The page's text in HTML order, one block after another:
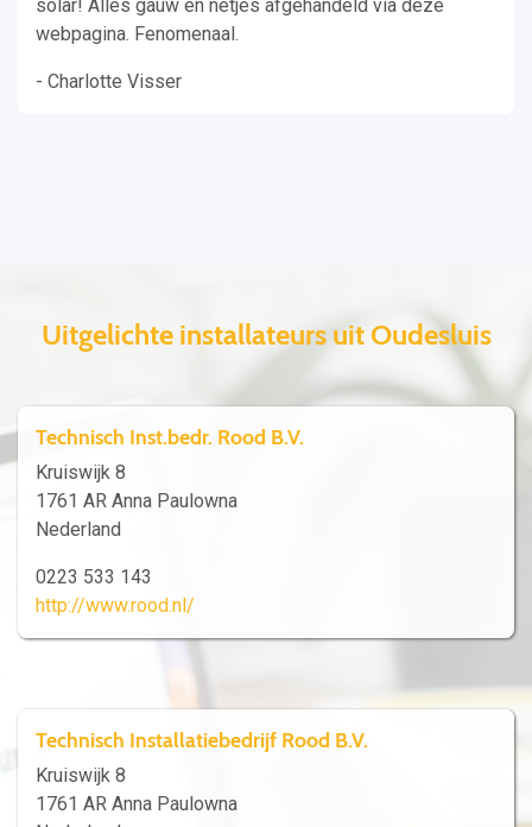
solar! Alles gauw en netjes afgehandeld via deze
webpagina. Fenomenaal.
- Charlotte Visser
Uitgelichte installateurs uit Oudesluis
Technisch Inst.bedr. Rood B.V.
Kruiswijk 8
1761 AR Anna Paulowna
Nederland
0223 533 143
http://www.rood.nl/
Technisch Installatiebedrijf Rood B.V.
Kruiswijk 8
1761 AR Anna Paulowna